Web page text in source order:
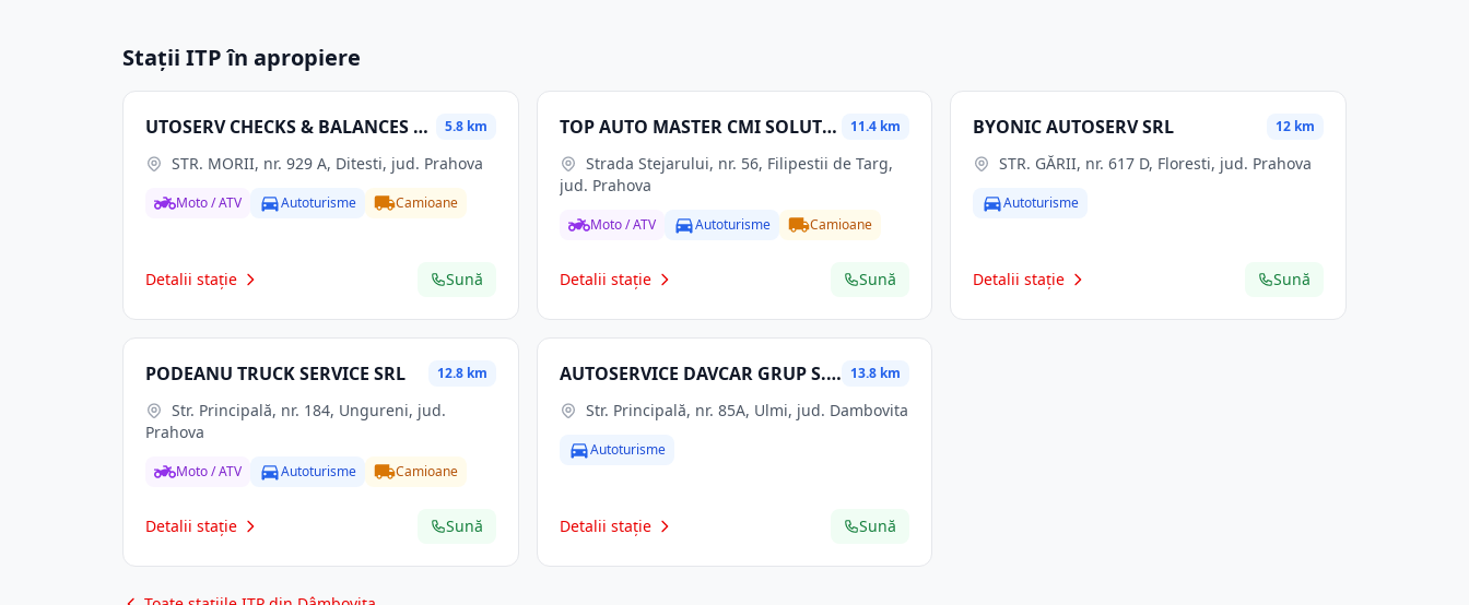
Stații ITP în apropiere
UTOSERV CHECKS & BALANCES SRL 5.8 km
STR. MORII, nr. 929 A, Ditesti, jud. Prahova
Moto / ATV Autoturisme Camioane
Detalii stație Sună
TOP AUTO MASTER CMI SOLUTIONS SRL 11.4 km
jud. Prahova
Moto / ATV Autoturisme Camioane
Detalii stație Sună
BYONIC AUTOSERV SRL 12 km
STR. GĂRII, nr. 617 D, Floresti, jud. Prahova
Autoturisme
Detalii stație Sună
PODEANU TRUCK SERVICE SRL 12.8 km
Prahova
Moto / ATV Autoturisme Camioane
Detalii stație Sună
AUTOSERVICE DAVCAR GRUP S.R.L. 13.8 km
Str. Principală, nr. 85A, Ulmi, jud. Dambovita
Autoturisme
Detalii stație Sună